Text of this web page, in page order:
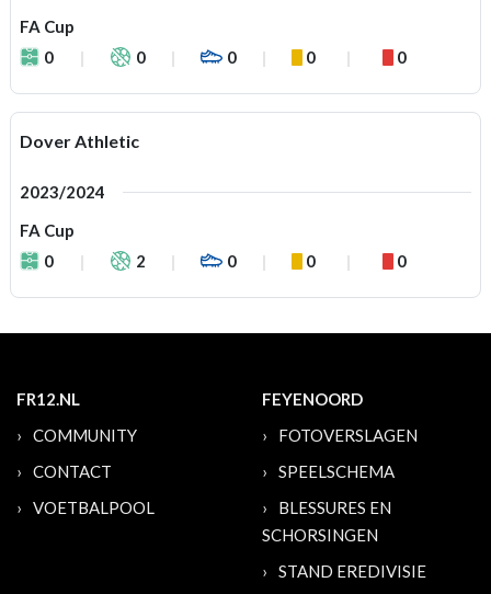
FA Cup
0
0 0 0 0
Dover Athletic
2023/2024
FA Cup
0
2 0 0 0
FR12.NL
COMMUNITY
CONTACT
VOETBALPOOL
FEYENOORD
FOTOVERSLAGEN
SPEELSCHEMA
BLESSURES EN
SCHORSINGEN
STAND EREDIVISIE